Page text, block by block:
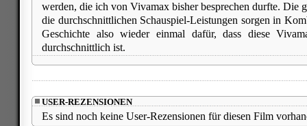
werden, die ich von Vivamax bisher besprechen durfte. Die
die durchschnittlichen Schauspiel-Leistungen sorgen in
Geschichte also wieder einmal dafür, dass diese
durchschnittlich ist.
USER-REZENSIONEN
Es sind noch keine User-Rezensionen für diesen Film